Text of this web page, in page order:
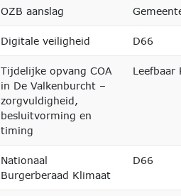
OZB aanslag
Digitale veiligheid D66
Tijdelijke opvang COA
in De Valkenburcht –
zorgvuldigheid,
besluitvorming en
timing
Leefbaar
Nationaal
Burgerberaad Klimaat
D66